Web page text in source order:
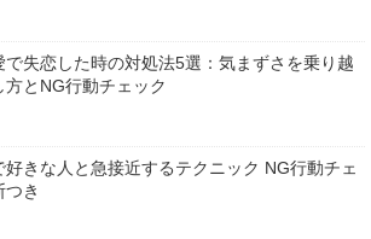
で失恋した時の対処法5選：気まずさを乗り越
方とNG行動チェック
好きな人と急接近するテクニック NG行動チェ
つき